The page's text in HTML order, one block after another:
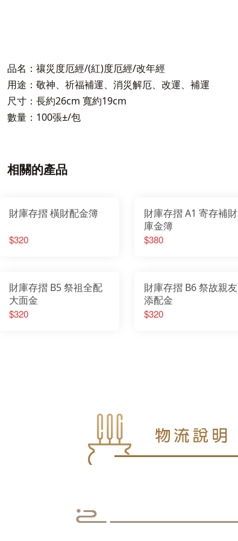
品名：禳災度厄經/(紅)度厄經/改年經
用途：敬神、祈福補運、消災解厄、改運、補運
尺寸：長約26cm 寬約19cm
數量：100張±/包
相關的產品
財庫存摺 橫財配金簿
$320
財庫存摺 A1 寄存補財
庫金簿
$380
財庫存摺 B5 祭祖全配
大面金
$320
財庫存摺 B6 祭故親友
添配金
$320